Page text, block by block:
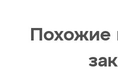
Похожие